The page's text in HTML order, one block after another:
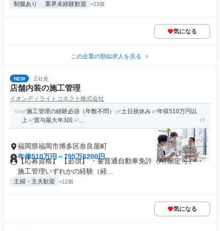
制服あり 業界未経験歓迎 +23個
気になる
この企業の類似求人を見る
NEW 正社員
店舗内装の施工管理
イオンディライトコネクト株式会社
✅施工管理の経験必須（年数不問） ✅土日祝休み ✅年収510万円以
上 ✅賞与最大年3回 ✅...
福岡県福岡市博多区奈良屋町
年俸510万円～795万6200円
【応募資格】 【必須】 ・要普通自動車免許（AT限定可） ・
施工管理いずれかの経験（経...
主婦・主夫歓迎 +12個
気になる